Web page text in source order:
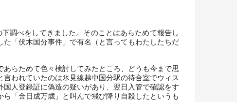
調べをしてきました。そのことはあらためて報告し
「伏木国分事件」で有名（と言ってもわたしたちだ
らためて色々検討してみたところ、どうも今まで思
われていたのは氷見線越中国分駅の待合室でウィス
人登録証に偽造の疑いがあり、翌日入管で確認をす
「金日成万歳」と叫んで飛び降り自殺したというも